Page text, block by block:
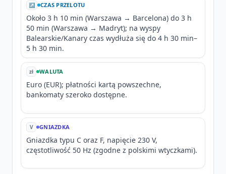
↗ CZAS PRZELOTU
Około 3 h 10 min (Warszawa → Barcelona) do 3 h
50 min (Warszawa → Madryt); na wyspy
Balearskie/Kanary czas wydłuża się do 4 h 30 min–
5 h 30 min.
zł WALUTA
Euro (EUR); płatności kartą powszechne,
bankomaty szeroko dostępne.
V GNIAZDKA
Gniazdka typu C oraz F, napięcie 230 V,
częstotliwość 50 Hz (zgodne z polskimi wtyczkami).